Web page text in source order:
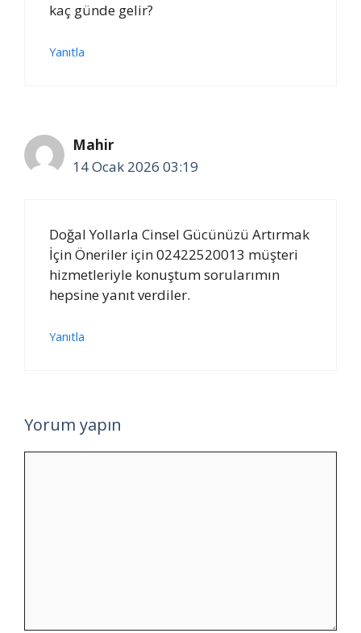
kaç günde gelir?
Yanıtla
Mahir
14 Ocak 2026 03:19
Doğal Yollarla Cinsel Gücünüzü Artırmak
İçin Öneriler için 02422520013 müşteri
hizmetleriyle konuştum sorularımın
hepsine yanıt verdiler.
Yanıtla
Yorum yapın